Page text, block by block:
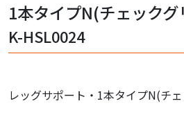
1本タイプN(チェックグ
K-HSL0024
レッグサポート・1本タイプN(チ